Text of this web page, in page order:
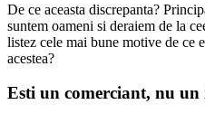
De ce aceasta discrepanta?
suntem oameni si deraiem de la
listez cele mai bune motive de ce
acestea?
Esti un comerciant, nu un